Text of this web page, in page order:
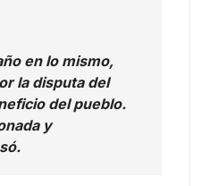
en lo mismo,
la disputa del
del pueblo.
y